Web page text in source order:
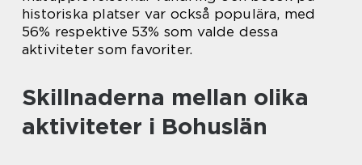
historiska platser var också populära, med
56% respektive 53% som valde dessa
aktiviteter som favoriter.
Skillnaderna mellan olika
aktiviteter i Bohuslän